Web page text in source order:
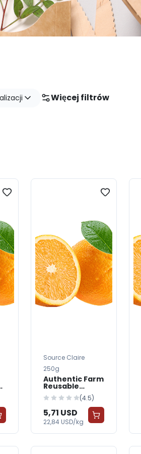
Więcej filtrów
Source Claire
250g
Authentic Farm
Reusable
Containers &
Tote Bags —
FreshGrocer -
Organic
(4.5)
5,71 USD
22,84 USD/kg